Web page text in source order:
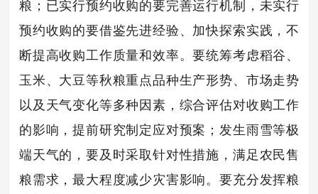
粮；已实行预约收购的要完善运行机制，未实行
预约收购的要借鉴先进经验、加快探索实践，不
断提高收购工作质量和效率。要统筹考虑稻谷、
玉米、大豆等秋粮重点品种生产形势、市场走势
以及天气变化等多种因素，综合评估对收购工作
的影响，提前研究制定应对预案；发生雨雪等极
端天气的，要及时采取针对性措施，满足农民售
粮需求，最大程度减少灾害影响。要充分发挥粮